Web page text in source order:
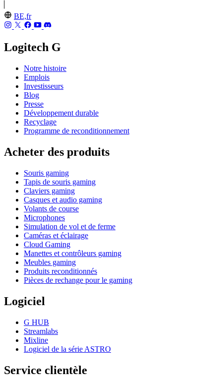
BE,fr
Logitech G
Notre histoire
Emplois
Investisseurs
Blog
Presse
Développement durable
Recyclage
Programme de reconditionnement
Acheter des produits
Souris gaming
Tapis de souris gaming
Claviers gaming
Casques et audio gaming
Volants de course
Microphones
Simulation de vol et de ferme
Caméras et éclairage
Cloud Gaming
Manettes et contrôleurs gaming
Meubles gaming
Produits reconditionnés
Pièces de rechange pour le gaming
Logiciel
G HUB
Streamlabs
Mixline
Logiciel de la série ASTRO
Service clientèle